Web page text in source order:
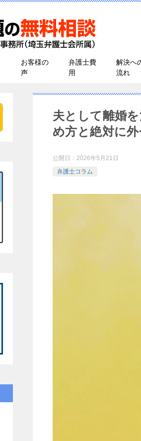
お客様の
声
弁護士費
用
解決へ
流れ
夫として離婚
め方と絶対に
公開日： 2026年5月21日
弁護士コラム